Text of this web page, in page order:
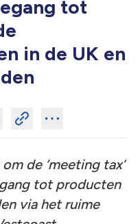
tot
in de UK en
de ‘meeting tax’
tot producten
via het ruime